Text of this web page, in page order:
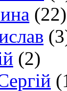
(22)
(2)